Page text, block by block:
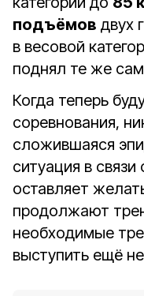
подъёмов двух
в весовой
поднял те же
Когда теперь
соревнования,
сложившаяся
ситуация в
оставляет
продолжают
необходимые
выступить ещё